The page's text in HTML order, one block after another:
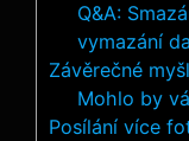
Q&A:
vymazání
Závěrečné
Mohlo by
Posílání více